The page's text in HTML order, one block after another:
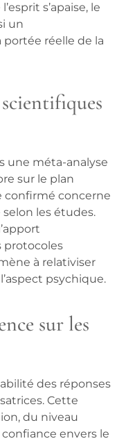
s’apaise, le
un
réelle de la
une méta-analyse
sur le plan
confirmé concerne
selon les études.
protocoles
à relativiser
psychique.
sur les
des réponses
Cette
du niveau
envers le